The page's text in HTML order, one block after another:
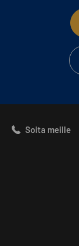
Soita meille